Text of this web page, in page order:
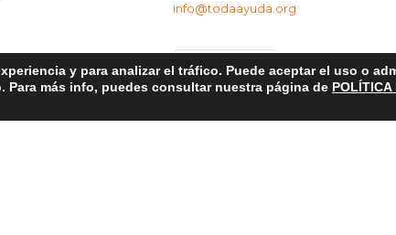
info@todaayuda.org
y para analizar el tráfico. Puede aceptar el uso o
más info, puedes consultar nuestra página de POLÍTICA